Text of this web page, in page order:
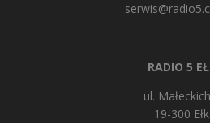
RADIO 5
ul.
19-300 Ełk